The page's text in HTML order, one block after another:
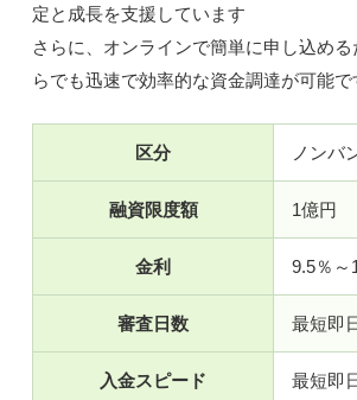
定と成長を支援しています
さらに、オンラインで簡単に申し込め
らでも迅速で効率的な資金調達が可能で
区分 ノンバ
融資限度額 1億円
金利 9.5％～
審査日数 最短即
入金スピード 最短即